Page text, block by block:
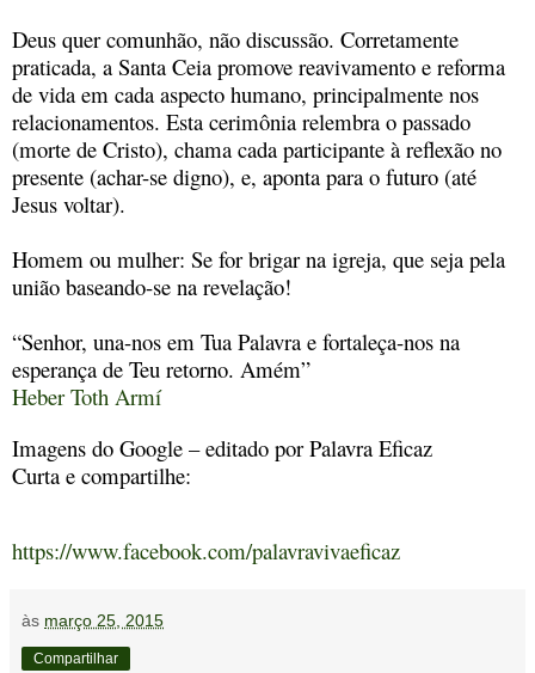
Deus quer comunhão, não discussão. Corretamente
praticada, a Santa Ceia promove reavivamento e reforma
de vida em cada aspecto humano, principalmente nos
relacionamentos. Esta cerimônia relembra o passado
(morte de Cristo), chama cada participante à reflexão no
presente (achar-se digno), e, aponta para o futuro (até
Jesus voltar).
Homem ou mulher: Se for brigar na igreja, que seja pela
união baseando-se na revelação!
“Senhor, una-nos em Tua Palavra e fortaleça-nos na
esperança de Teu retorno. Amém”
Heber Toth Armí
Imagens do Google – editado por Palavra Eficaz
Curta e compartilhe:
https://www.facebook.com/palavravivaeficaz
às março 25, 2015
Compartilhar